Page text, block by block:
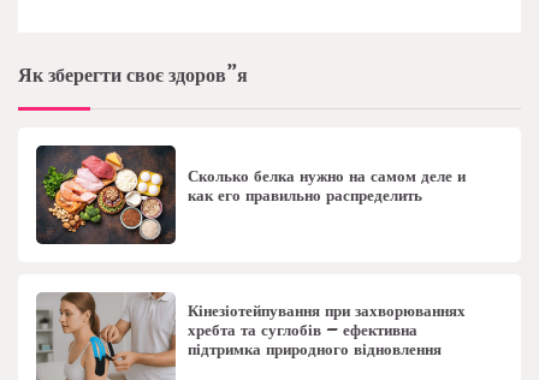
Як зберегти своє здоров”я
Сколько белка нужно на самом деле и
как его правильно распределить
Кінезіотейпування при захворюваннях
хребта та суглобів – ефективна
підтримка природного відновлення